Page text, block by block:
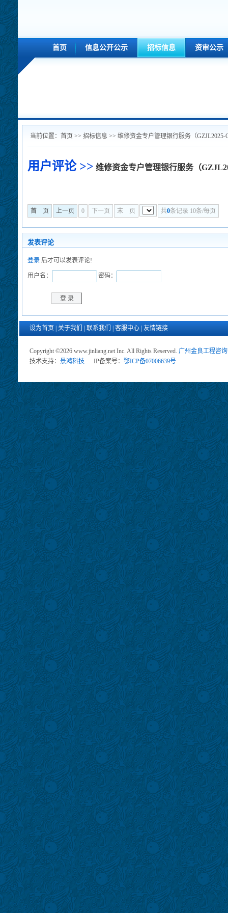
首页 信息公开公示 招标信息 资审公示
当前位置： 首页 >> 招标信息 >> 维修资金专户管理银行服务（
用户评论 >> 维修资金专户管理银行服务（
首 页 上一页 0 下一页 末 页 共0条记录 10条/每页
发表评论
登录 后才可以发表评论!
用户名： 密码：
设为首页 关于我们 联系我们 客服中心 友情链接
Copyright ©2026 www.jinliang.net Inc. All Rights Reserved. 广州金良工程咨
技术支持： 景鸿科技 IP备案号： 鄂ICP备07006639号